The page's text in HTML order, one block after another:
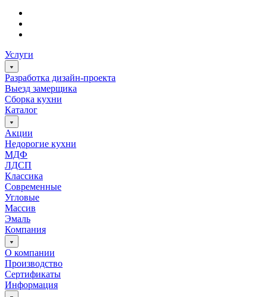
Услуги
Разработка дизайн-проекта
Выезд замерщика
Сборка кухни
Каталог
Акции
Недорогие кухни
МДФ
ЛДСП
Классика
Современные
Угловые
Массив
Эмаль
Компания
О компании
Производство
Сертификаты
Информация